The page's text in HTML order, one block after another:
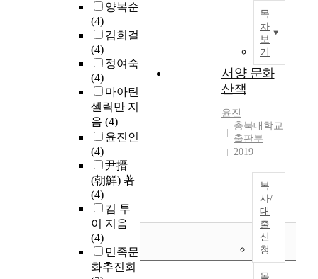
양복순
(4)
김희걸
(4)
정여숙
(4)
마아틴
셀릭만 지
음 (4)
윤진인
(4)
尹搢
(朝鮮) 著
(4)
킴 투
이 지음
(4)
민족문
화추진회
목
차
보
기
서양 문화
산책
윤진
충북대학교
출판부
2019
복
사/
대
출
신
청
목